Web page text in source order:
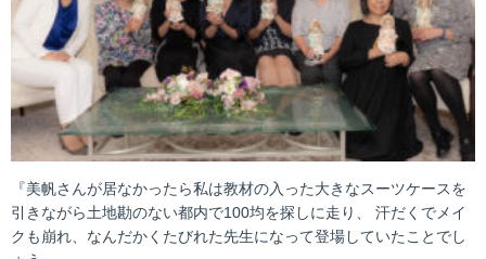
『美帆さんが居なかったら私は教材の入った大きなスーツケースを
引きながら土地勘のない都内で100均を探しに走り、 汗だくでメイ
クも崩れ、なんだかくたびれた先生になって登場していたことでし